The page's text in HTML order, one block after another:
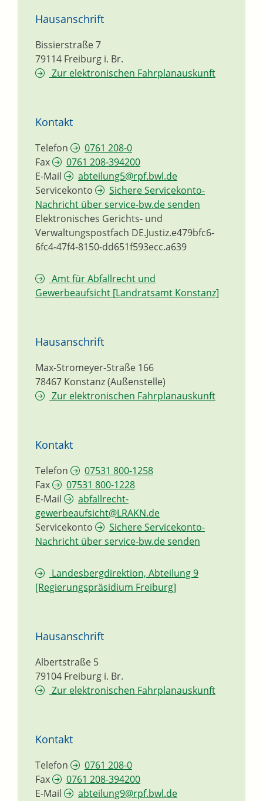
Hausanschrift
Bissierstraße 7
79114 Freiburg i. Br.
Zur elektronischen Fahrplanauskunft
Kontakt
Telefon
0761 208-0
Fax
0761 208-394200
E-Mail
abteilung5@rpf.bwl.de
Servicekonto
Sichere Servicekonto-
Nachricht über service-bw.de senden
Elektronisches Gerichts- und
Verwaltungspostfach DE.Justiz.e479bfc6-
6fc4-47f4-8150-dd651f593ecc.a639
Amt für Abfallrecht und
Gewerbeaufsicht [Landratsamt Konstanz]
Hausanschrift
Max-Stromeyer-Straße 166
78467 Konstanz (Außenstelle)
Zur elektronischen Fahrplanauskunft
Kontakt
Telefon
07531 800-1258
Fax
07531 800-1228
E-Mail
abfallrecht-
gewerbeaufsicht@LRAKN.de
Servicekonto
Sichere Servicekonto-
Nachricht über service-bw.de senden
Landesbergdirektion, Abteilung 9
[Regierungspräsidium Freiburg]
Hausanschrift
Albertstraße 5
79104 Freiburg i. Br.
Zur elektronischen Fahrplanauskunft
Kontakt
Telefon
0761 208-0
Fax
0761 208-394200
E-Mail
abteilung9@rpf.bwl.de